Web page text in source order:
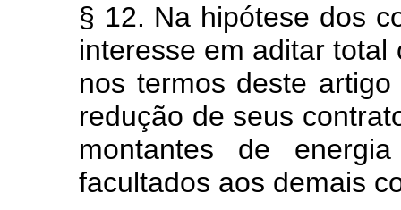
§ 12. Na hipótese dos
interesse em aditar
nos termos deste
redução de seus
montantes de
facultados aos demais